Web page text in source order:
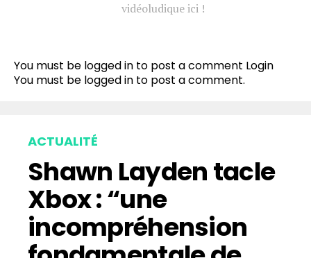
vidéoludique ici !
You must be logged in to post a comment Login
You must be logged in to post a comment.
ACTUALITÉ
Shawn Layden tacle
Xbox : “une
incompréhension